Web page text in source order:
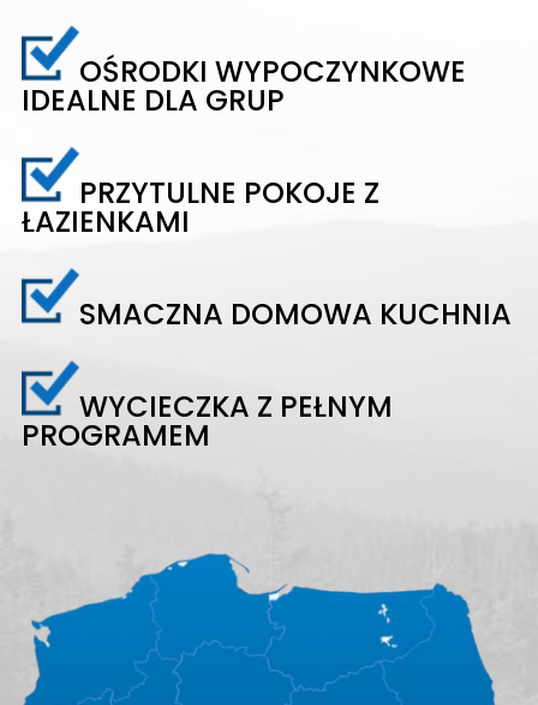
OŚRODKI WYPOCZYNKOWE
IDEALNE DLA GRUP
PRZYTULNE POKOJE Z
ŁAZIENKAMI
SMACZNA DOMOWA KUCHNIA
WYCIECZKA Z PEŁNYM
PROGRAMEM